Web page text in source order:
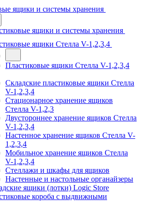
ящики и системы хранения
ящики и системы хранения
ящики Стелла V-1,2,3,4
Пластиковые ящики Стелла V-1,2,3,4
Складские пластиковые ящики Стелла
V-1,2,3,4
Стационарное хранение ящиков
Стелла V-1,2,3
Двустороннее хранение ящиков Стелла
V-1,2,3,4
Настенное хранение ящиков Стелла V-
1,2,3,4
Мобильное хранение ящиков Стелла
V-1,2,3,4
Стеллажи и шкафы для ящиков
Настенные и настольные органайзеры
ящики (лотки) Logiс Store
короба с выдвижными